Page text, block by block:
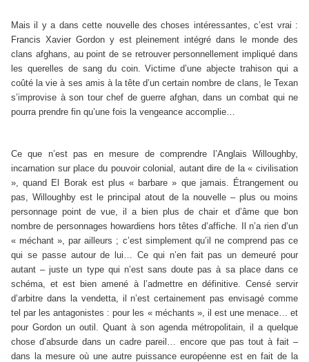
Mais il y a dans cette nouvelle des choses intéressantes, c’est vrai :
Francis Xavier Gordon y est pleinement intégré dans le monde des
clans afghans, au point de se retrouver personnellement impliqué dans
les querelles de sang du coin. Victime d’une abjecte trahison qui a
coûté la vie à ses amis à la tête d’un certain nombre de clans, le Texan
s’improvise à son tour chef de guerre afghan, dans un combat qui ne
pourra prendre fin qu’une fois la vengeance accomplie…
Ce que n’est pas en mesure de comprendre l’Anglais Willoughby,
incarnation sur place du pouvoir colonial, autant dire de la « civilisation
», quand El Borak est plus « barbare » que jamais. Étrangement ou
pas, Willoughby est le principal atout de la nouvelle – plus ou moins
personnage point de vue, il a bien plus de chair et d’âme que bon
nombre de personnages howardiens hors têtes d’affiche. Il n’a rien d’un
« méchant », par ailleurs ; c’est simplement qu’il ne comprend pas ce
qui se passe autour de lui… Ce qui n’en fait pas un demeuré pour
autant – juste un type qui n’est sans doute pas à sa place dans ce
schéma, et est bien amené à l’admettre en définitive. Censé servir
d’arbitre dans la vendetta, il n’est certainement pas envisagé comme
tel par les antagonistes : pour les « méchants », il est une menace… et
pour Gordon un outil. Quant à son agenda métropolitain, il a quelque
chose d’absurde dans un cadre pareil… encore que pas tout à fait –
dans la mesure où une autre puissance européenne est en fait de la